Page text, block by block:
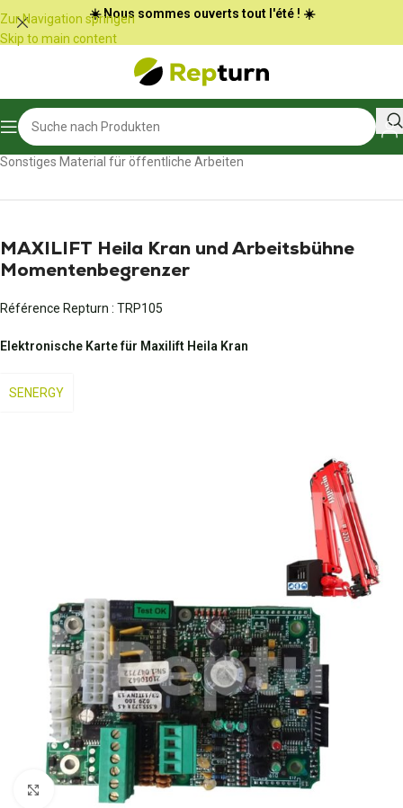
Cookie-Einstellungen
Zur Navigation springen
Skip to main content
☀️ Nous sommes ouverts tout l'été ! ☀️
Start/Öffentliche Arbeiten und Materialtransport
Sonstiges Material für öffentliche Arbeiten
MAXILIFT Heila Kran und Arbeitsbühne
Momentenbegrenzer
Référence Repturn : TRP105
Elektronische Karte für Maxilift Heila Kran
SENERGY
Zum Vergrößern klicken